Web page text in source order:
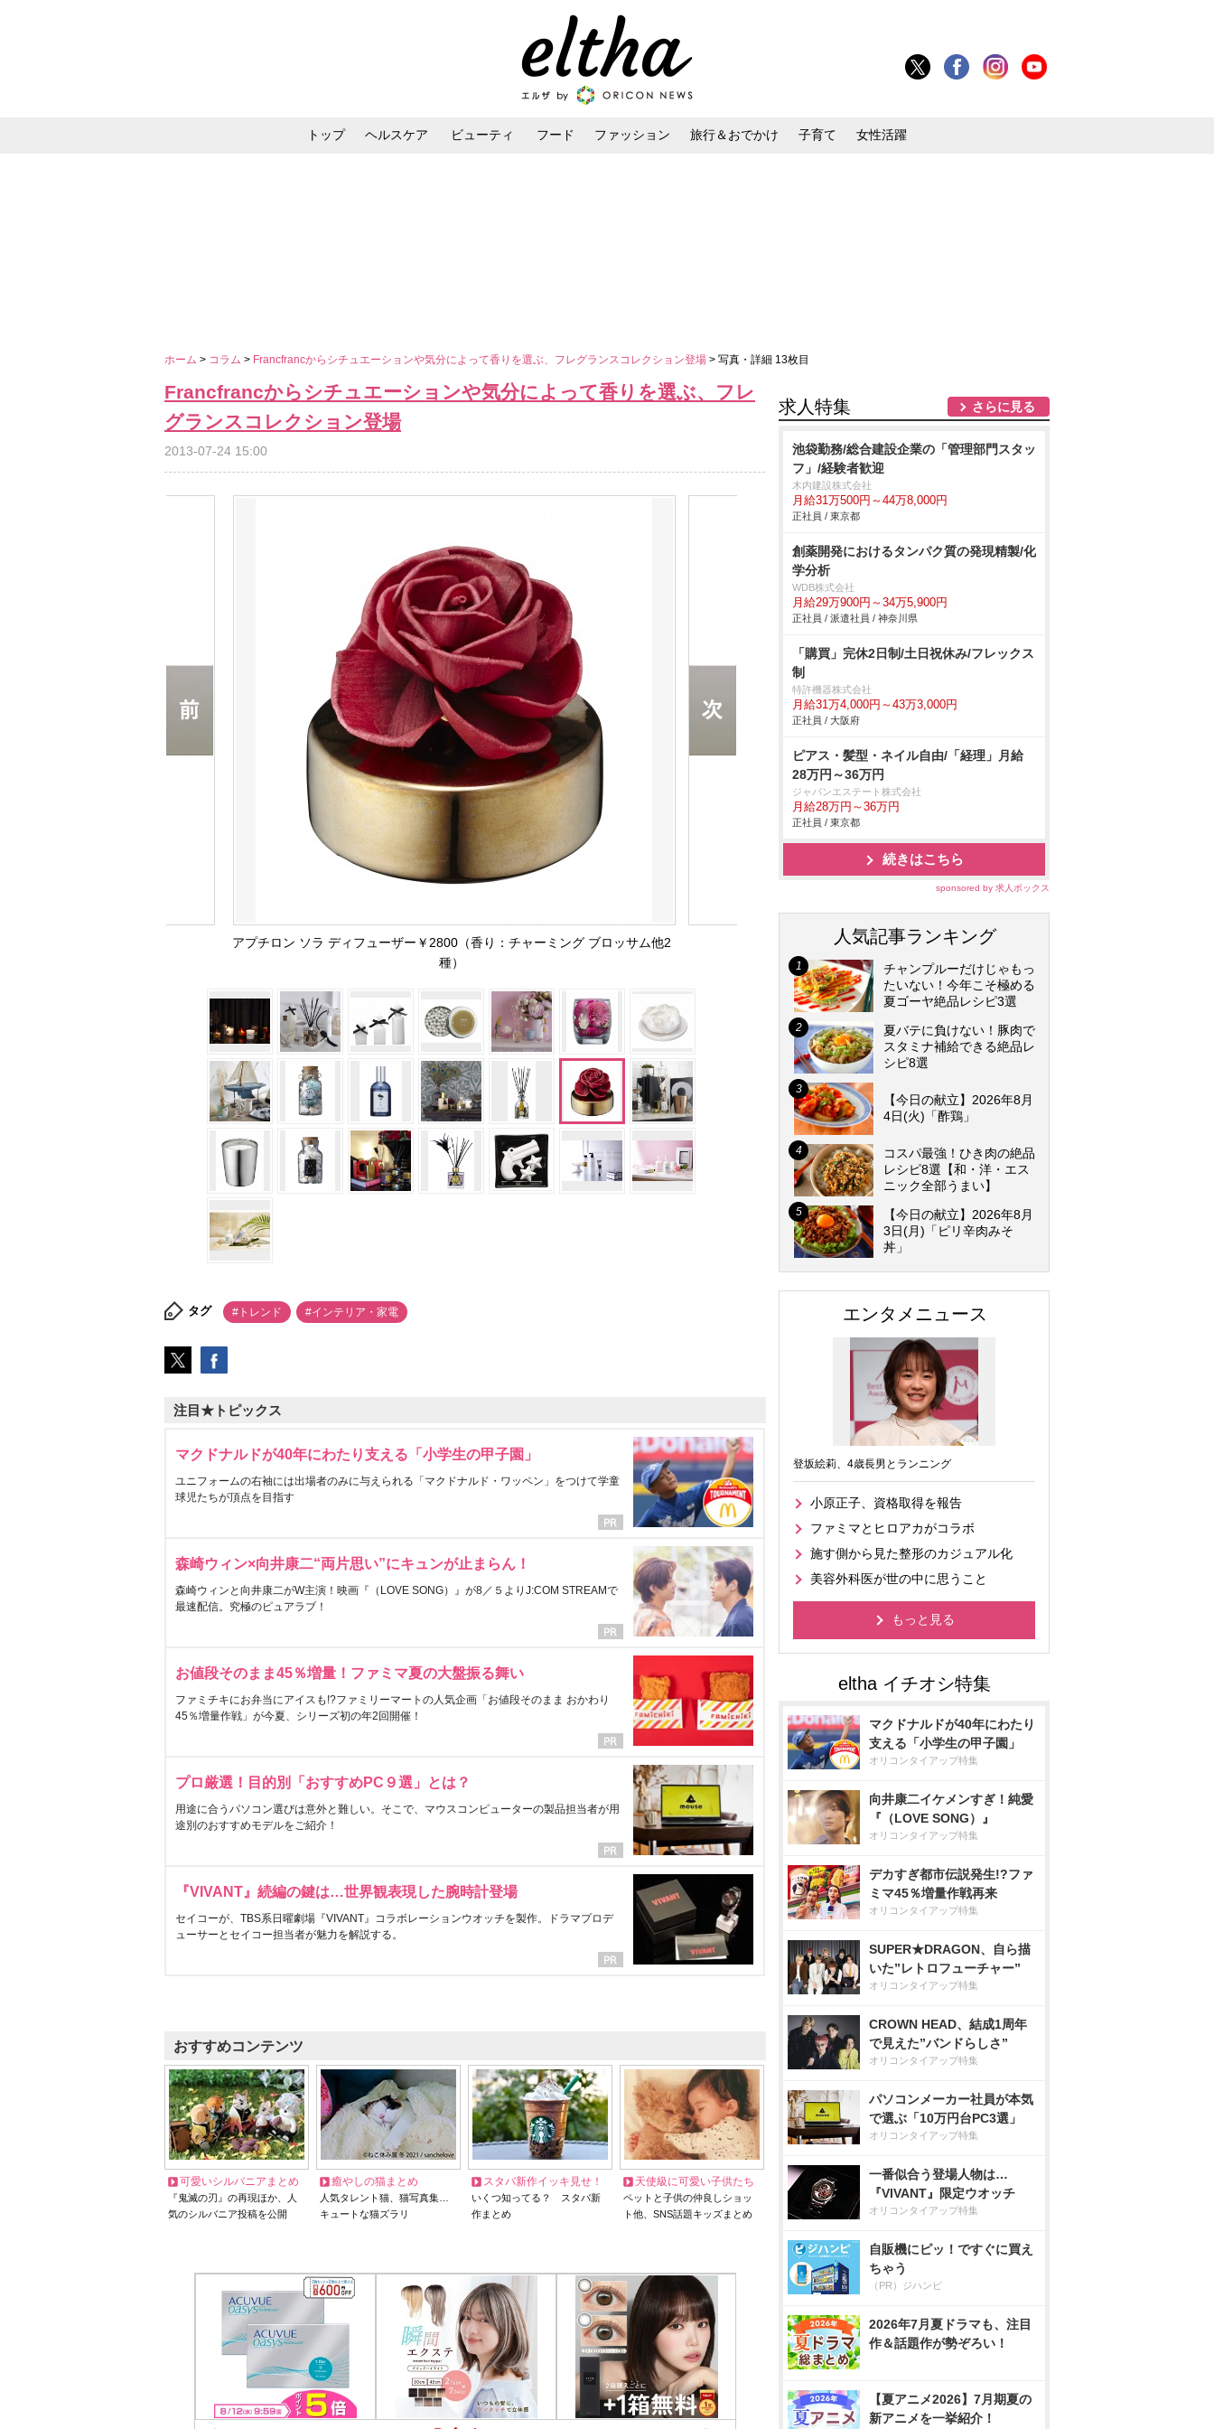
トップ ヘルスケア ビューティ フード ファッション 旅行＆おでかけ 子育て 女性活躍
ホーム > コラム > Francfrancからシチュエーションや気分によって香りを選ぶ、フレグランスコレクション登場 > 写真・詳細 13枚目
Francfrancからシチュエーションや気分によって香りを選ぶ、フレ
グランスコレクション登場
2013-07-24 15:00
アプチロン ソラ ディフューザー￥2800（香り：チャーミング ブロッサム他2
種）
タグ #トレンド #インテリア・家電
注目★トピックス
マクドナルドが40年にわたり支える「小学生の甲子園」
ユニフォームの右袖には出場者のみに与えられる「マクドナルド・ワッペン」をつけて学童
球児たちが頂点を目指す
森崎ウィン×向井康二“両片思い”にキュンが止まらん！
森崎ウィンと向井康二がW主演！映画『（LOVE SONG）』が8／５よりJ:COM STREAMで
最速配信。究極のピュアラブ！
お値段そのまま45％増量！ファミマ夏の大盤振る舞い
ファミチキにお弁当にアイスも!?ファミリーマートの人気企画「お値段そのまま おかわり
45％増量作戦」が今夏、シリーズ初の年2回開催！
プロ厳選！目的別「おすすめPC９選」とは？
用途に合うパソコン選びは意外と難しい。そこで、マウスコンピューターの製品担当者が用
途別のおすすめモデルをご紹介！
『VIVANT』続編の鍵は…世界観表現した腕時計登場
セイコーが、TBS系日曜劇場『VIVANT』コラボレーションウオッチを製作。ドラマプロデ
ューサーとセイコー担当者が魅力を解説する。
おすすめコンテンツ
可愛いシルバニアまとめ
『鬼滅の刃』の再現ほか、人
気のシルバニア投稿を公開
癒やしの猫まとめ
人気タレント猫、猫写真集…
キュートな猫ズラリ
スタバ新作イッキ見せ！
いくつ知ってる？ スタバ新
作まとめ
天使級に可愛い子供たち
ペットと子供の仲良しショッ
ト他、SNS話題キッズまとめ
求人特集 さらに見る
池袋勤務/総合建設企業の「管理部門スタッ
フ」/経験者歓迎
木内建設株式会社
月給31万500円～44万8,000円
正社員 / 東京都
創薬開発におけるタンパク質の発現精製/化
学分析
WDB株式会社
月給29万900円～34万5,900円
正社員 / 派遣社員 / 神奈川県
「購買」完休2日制/土日祝休み/フレックス
制
特許機器株式会社
月給31万4,000円～43万3,000円
正社員 / 大阪府
ピアス・髪型・ネイル自由/「経理」月給
28万円～36万円
ジャパンエステート株式会社
月給28万円～36万円
正社員 / 東京都
続きはこちら
sponsored by 求人ボックス
人気記事ランキング
チャンプルーだけじゃもっ
たいない！今年こそ極める
夏ゴーヤ絶品レシピ3選
夏バテに負けない！豚肉で
スタミナ補給できる絶品レ
シピ8選
【今日の献立】2026年8月
4日(火)「酢鶏」
コスパ最強！ひき肉の絶品
レシピ8選【和・洋・エス
ニック全部うまい】
【今日の献立】2026年8月
3日(月)「ピリ辛肉みそ
丼」
エンタメニュース
登坂絵莉、4歳長男とランニング
小原正子、資格取得を報告
ファミマとヒロアカがコラボ
施す側から見た整形のカジュアル化
美容外科医が世の中に思うこと
もっと見る
マクドナルドが40年にわたり
支える「小学生の甲子園」
オリコンタイアップ特集
向井康二イケメンすぎ！純愛
『（LOVE SONG）』
オリコンタイアップ特集
デカすぎ都市伝説発生!?ファ
ミマ45％増量作戦再来
オリコンタイアップ特集
SUPER★DRAGON、自ら描
いた”レトロフューチャー”
オリコンタイアップ特集
CROWN HEAD、結成1周年
で見えた”バンドらしさ”
オリコンタイアップ特集
パソコンメーカー社員が本気
で選ぶ「10万円台PC3選」
オリコンタイアップ特集
一番似合う登場人物は…
『VIVANT』限定ウオッチ
オリコンタイアップ特集
自販機にピッ！ですぐに買え
ちゃう
（PR）ジハンピ
2026年7月夏ドラマも、注目
作＆話題作が勢ぞろい！
【夏アニメ2026】7月期夏の
新アニメを一挙紹介！